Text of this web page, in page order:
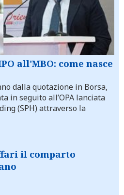
all'MBO: come nasce
dalla quotazione in Borsa,
in seguito all’OPA lanciata
(SPH) attraverso la
il comparto